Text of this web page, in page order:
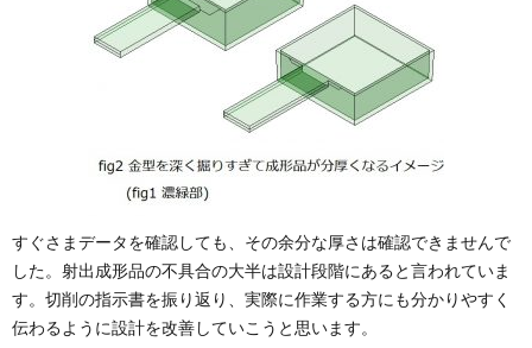
すぐさまデータを確認しても、その余分な厚さは確認できませんで
した。射出成形品の不具合の大半は設計段階にあると言われていま
す。切削の指示書を振り返り、実際に作業する方にも分かりやすく
伝わるように設計を改善していこうと思います。